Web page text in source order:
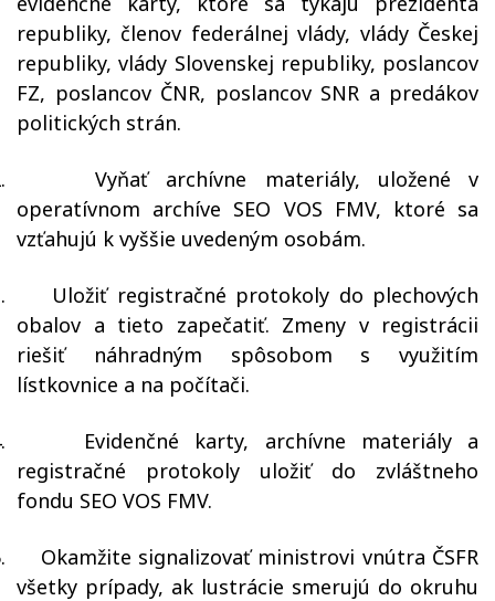
republiky, členov federálnej vlády, vlády Českej
republiky, vlády Slovenskej republiky, poslancov
FZ, poslancov ČNR, poslancov SNR a predákov
politických strán.
Vyňať archívne materiály, uložené v
operatívnom archíve SEO VOS FMV, ktoré sa
vzťahujú k vyššie uvedeným osobám.
Uložiť registračné protokoly do plechových
obalov a tieto zapečatiť. Zmeny v registrácii
riešiť náhradným spôsobom s využitím
lístkovnice a na počítači.
Evidenčné karty, archívne materiály a
registračné protokoly uložiť do zvláštneho
fondu SEO VOS FMV.
Okamžite signalizovať ministrovi vnútra ČSFR
všetky prípady, ak lustrácie smerujú do okruhu